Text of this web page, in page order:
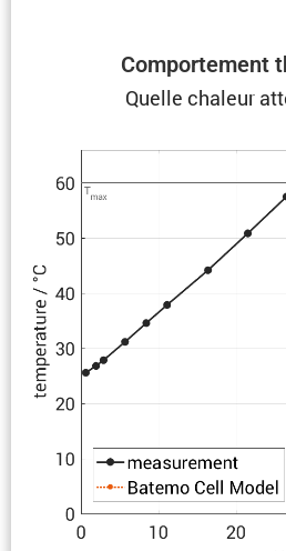
Compor­te­ment
Quelle chaleur